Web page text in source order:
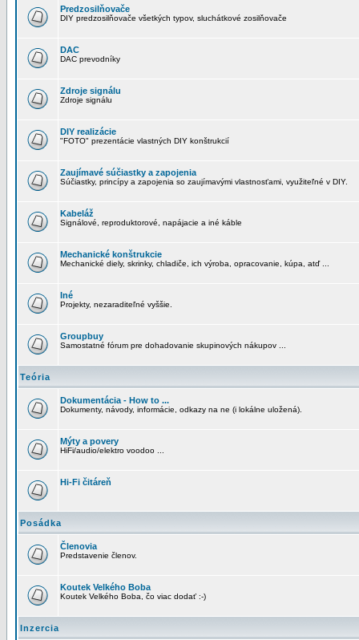
Predzosilňovače
DIY predzosilňovače všetkých typov, sluchátkové zosilňovače
DAC
DAC prevodníky
Zdroje signálu
Zdroje signálu
DIY realizácie
"FOTO" prezentácie vlastných DIY konštrukcií
Zaujímavé súčiastky a zapojenia
Súčiastky, princípy a zapojenia so zaujímavými vlastnosťami, využiteľné v DIY.
Kabeláž
Signálové, reproduktorové, napájacie a iné káble
Mechanické konštrukcie
Mechanické diely, skrinky, chladiče, ich výroba, opracovanie, kúpa, atď ...
Iné
Projekty, nezaraditeľné vyššie.
Groupbuy
Samostatné fórum pre dohadovanie skupinových nákupov ...
Teória
Dokumentácia - How to ...
Dokumenty, návody, informácie, odkazy na ne (i lokálne uložená).
Mýty a povery
HiFi/audio/elektro voodoo ...
Hi-Fi čitáreň
Posádka
Členovia
Predstavenie členov.
Koutek Velkého Boba
Koutek Velkého Boba, čo viac dodať :-)
Inzercia